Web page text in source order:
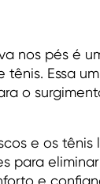
nos pés é
Essa
o
e os tênis
para
e